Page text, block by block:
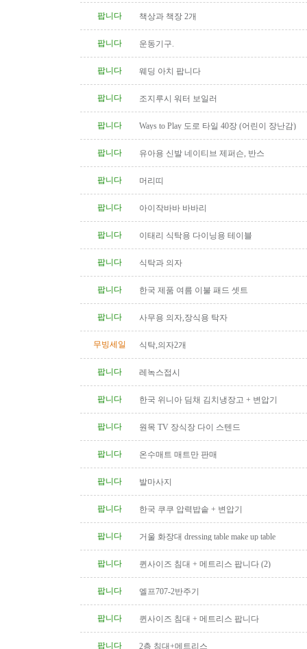
팝니다 책상과 책장 2개
팝니다 운동기구.
팝니다 웨딩 아치 팝니다
팝니다 조지루시 워터 보일러
팝니다 Ways to Play 도로 타일 40장 (어린이 장난감)
팝니다 유아용 신발 네이티브 제퍼슨, 반스
팝니다 머리띠
팝니다 아이작바바 바바리
팝니다 이태리 식탁용 다이닝용 테이블
팝니다 식탁과 의자
팝니다 한국 제품 여름 이불 패드 셋트
팝니다 사무용 의자,장식용 탁자
무빙세일 식탁,의자2개
팝니다 레녹스접시
팝니다 한국 위니아 딤채 김치냉장고 + 변압기
팝니다 원목 TV 장식장 다이 스텐드
팝니다 온수매트 매트만 판매
팝니다 발마사지
팝니다 한국 쿠쿠 압력밥솥 + 변압기
팝니다 거울 화장대 dressing table make up table
팝니다 퀸사이즈 침대 + 메트리스 팝니다 (2)
팝니다 엘프707-2반주기
팝니다 퀸사이즈 침대 + 메트리스 팝니다
팝니다 2층 침대+메트리스